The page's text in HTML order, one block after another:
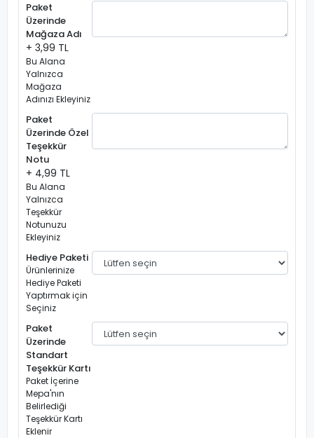
Paket
Üzerinde
Mağaza Adı
+ 3,99 TL
Bu Alana
Yalnızca
Mağaza
Adınızı Ekleyiniz
Paket
Üzerinde Özel
Teşekkür
Notu
+ 4,99 TL
Bu Alana
Yalnızca
Teşekkür
Notunuzu
Ekleyiniz
Hediye Paketi
Ürünlerinize
Hediye Paketi
Yaptırmak için
Seçiniz
Paket
Üzerinde
Standart
Teşekkür Kartı
Paket İçerine
Mepa'nın
Belirlediği
Teşekkür Kartı
Eklenir